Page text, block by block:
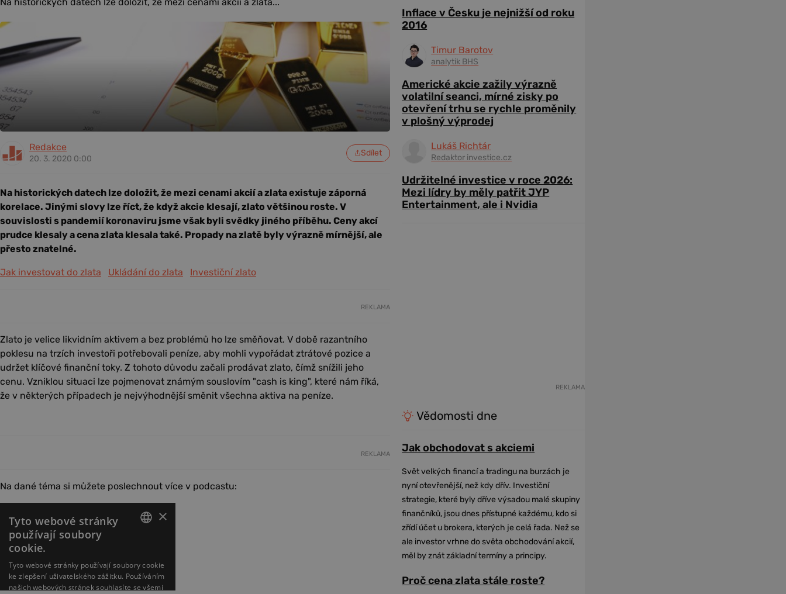
Redakce
20. 3. 2020 0:00
Sdílet
Na historických datech lze doložit, že mezi cenami akcií a zlata existuje záporná
korelace. Jinými slovy lze říct, že když akcie klesají, zlato většinou roste. V
souvislosti s pandemií koronaviru jsme však byli svědky jiného příběhu. Ceny akcí
prudce klesaly a cena zlata klesala také. Propady na zlatě byly výrazně mírnější, ale
přesto znatelné.
Jak investovat do zlata Ukládání do zlata Investiční zlato
REKLAMA
Zlato je velice likvidním aktivem a bez problémů ho lze směňovat. V době razantního
poklesu na trzích investoři potřebovali peníze, aby mohli vypořádat ztrátové pozice a
udržet klíčové finanční toky. Z tohoto důvodu začali prodávat zlato, čímž snížili jeho
cenu. Vzniklou situaci lze pojmenovat známým souslovím "cash is king", které nám říká,
že v některých případech je nejvýhodnější směnit všechna aktiva na peníze.
REKLAMA
Na dané téma si můžete poslechnout více v podcastu:
Inflace v Česku je nejnižší od roku
2016
Timur Barotov
analytik BHS
Americké akcie zažily výrazně
volatilní seanci, mírné zisky po
otevření trhu se rychle proměnily
v plošný výprodej
Lukáš Richtár
Redaktor investice.cz
Udržitelné investice v roce 2026:
Mezi lídry by měly patřit JYP
Entertainment, ale i Nvidia
REKLAMA
Vědomosti dne
Jak obchodovat s akciemi
Svět velkých financí a tradingu na burzách je
nyní otevřenější, než kdy dřív. Investiční
strategie, které byly dříve výsadou malé skupiny
finančníků, jsou dnes přístupné každému, kdo si
zřídí účet u brokera, kterých je celá řada. Než se
ale investor vrhne do světa obchodování akcií,
měl by znát základní termíny a principy.
Proč cena zlata stále roste?